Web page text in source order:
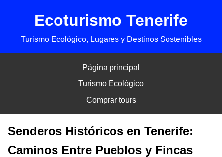
Ecoturismo Tenerife
Turismo Ecológico, Lugares y Destinos Sostenibles
Página principal
Turismo Ecológico
Comprar tours
Senderos Históricos en Tenerife:
Caminos Entre Pueblos y Fincas